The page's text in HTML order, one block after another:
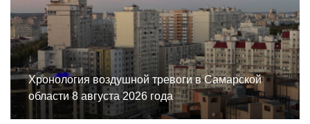
Хронология воздушной тревоги в Самарской
области 8 августа 2026 года